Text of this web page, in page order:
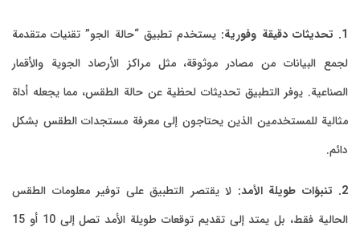
1. تحديثات دقيقة وفورية:
يستخدم تطبيق “حالة الجو” تقنيات متقدمة
لجمع البيانات من مصادر موثوقة، مثل مراكز الأرصاد الجوية والأقمار
الصناعية. يوفر التطبيق تحديثات لحظية عن حالة الطقس، مما يجعله أداة
مثالية للمستخدمين الذين يحتاجون إلى معرفة مستجدات الطقس بشكل
دائم.
2. تنبؤات طويلة الأمد:
لا يقتصر التطبيق على توفير معلومات الطقس
الحالية فقط، بل يمتد إلى تقديم توقعات طويلة الأمد تصل إلى 10 أو 15